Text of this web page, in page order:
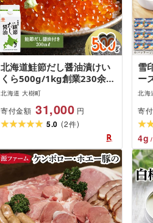
北海道鮭節だし醤油漬けい
くら500g/1kg創業230余年
の醤油屋がこだわりぬいた
くら イクラ 醤油漬けいくら
鮭節だし醤油 北海道 大樹町
送料無料 贈答 ギフト [配送
不可地域:離島][G1400243]
北海道 大樹町
寄付金額 31,000 円
5.0 (2件)
雪
ー
ン
お
利
自
料
北海
寄
4g /